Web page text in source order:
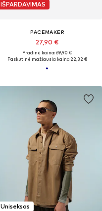
IŠPARDAVIMAS
PACEMAKER
27,90 €
Pradinė kaina: 69,90 €
Paskutinė mažiausia kaina:22,32 €
Uniseksas